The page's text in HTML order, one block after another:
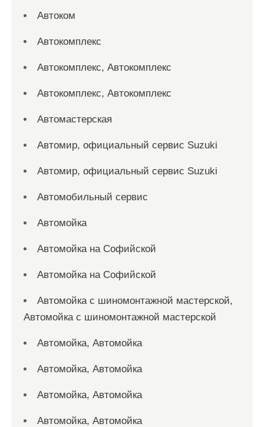
Автоком
Автокомплекс
Автокомплекс, Автокомплекс
Автокомплекс, Автокомплекс
Автомастерская
Автомир, официальный сервис Suzuki
Автомир, официальный сервис Suzuki
Автомобильный сервис
Автомойка
Автомойка на Софийской
Автомойка на Софийской
Автомойка с шиномонтажной мастерской,
Автомойка с шиномонтажной мастерской
Автомойка, Автомойка
Автомойка, Автомойка
Автомойка, Автомойка
Автомойка, Автомойка